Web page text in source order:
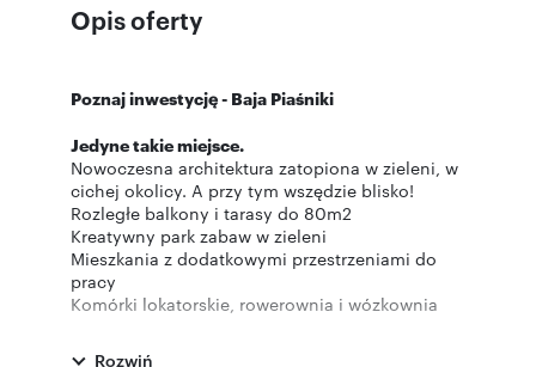
Opis oferty
Poznaj inwestycję - Baja Piaśniki
Jedyne takie miejsce.
Nowoczesna architektura zatopiona w zieleni, w
cichej okolicy. A przy tym wszędzie blisko!
Rozległe balkony i tarasy do 80m2
Kreatywny park zabaw w zieleni
Mieszkania z dodatkowymi przestrzeniami do
pracy
Komórki lokatorskie, rowerownia i wózkownia
Rozwiń